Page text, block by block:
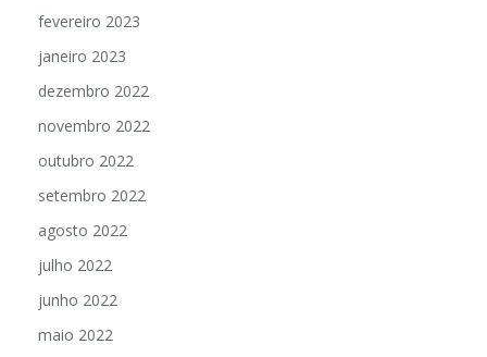
fevereiro 2023
janeiro 2023
dezembro 2022
novembro 2022
outubro 2022
setembro 2022
agosto 2022
julho 2022
junho 2022
maio 2022